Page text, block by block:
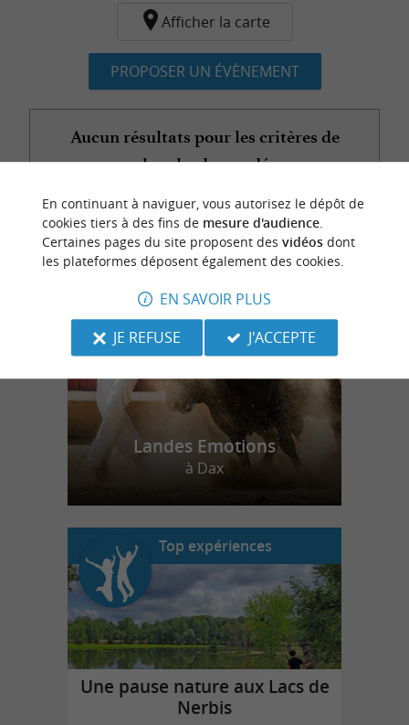
Afficher la carte
PROPOSER UN ÉVÈNEMENT
Aucun résultats pour les critères de
recherche demandés...
n
o
t
r
e
c
o
u
p
d
e
c
o
e
u
r
Landes Emotions
à Dax
Top expériences
Une pause nature aux Lacs de
Nerbis
En continuant à naviguer, vous autorisez le dépôt de
cookies tiers à des fins de mesure d'audience.
Certaines pages du site proposent des vidéosdont
les plateformes déposent également des cookies.
EN SAVOIR PLUS
JE REFUSE
J'ACCEPTE